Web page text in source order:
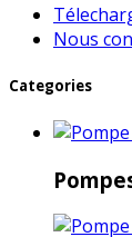
Nous
Categories